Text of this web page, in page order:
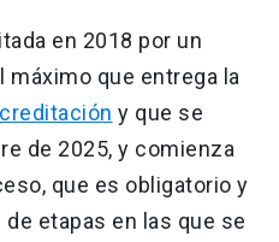
en 2018 por un
máximo que entrega la
y que se
de 2025, y comienza
que es obligatorio y
etapas en las que se